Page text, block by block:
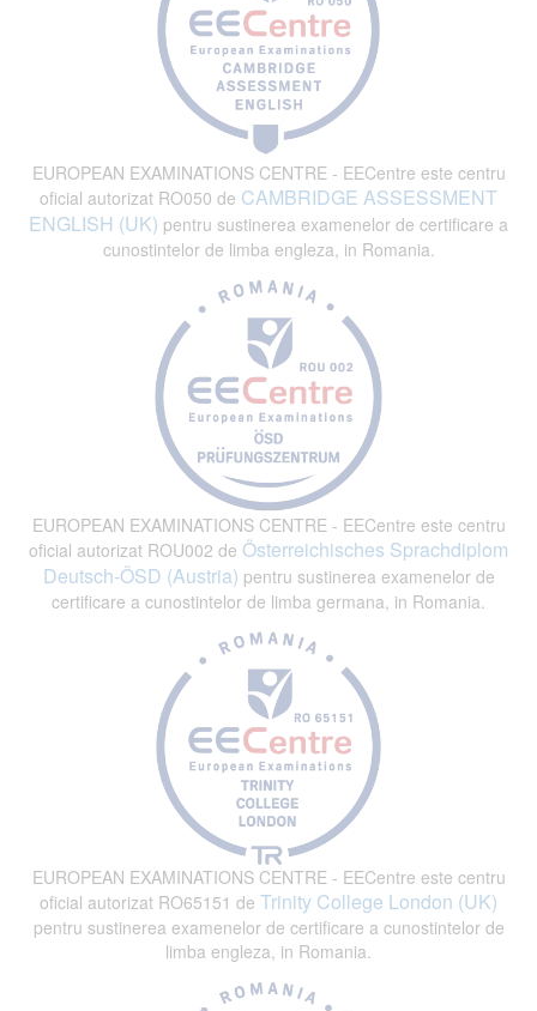
EUROPEAN EXAMINATIONS CENTRE - EECentre este centru
oficial autorizat RO050 de CAMBRIDGE ASSESSMENT
ENGLISH (UK) pentru sustinerea examenelor de certificare a
cunostintelor de limba engleza, in Romania.
EUROPEAN EXAMINATIONS CENTRE - EECentre este centru
oficial autorizat ROU002 de Österreichisches Sprachdiplom
Deutsch-ÖSD (Austria) pentru sustinerea examenelor de
certificare a cunostintelor de limba germana, in Romania.
EUROPEAN EXAMINATIONS CENTRE - EECentre este centru
oficial autorizat RO65151 de Trinity College London (UK)
pentru sustinerea examenelor de certificare a cunostintelor de
limba engleza, in Romania.